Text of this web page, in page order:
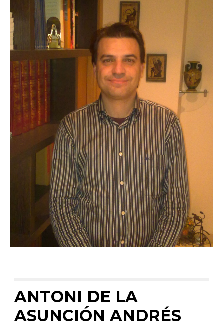
ANTONI DE LA
ASUNCIÓN ANDRÉS